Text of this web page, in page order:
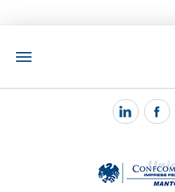
NOTIZIE
PEC MANTOVA MAIL